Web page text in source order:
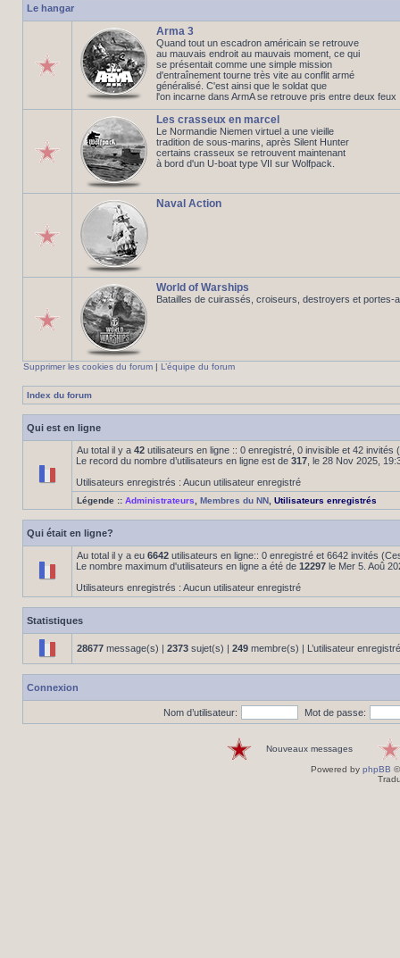
Le hangar
Arma 3
Quand tout un escadron américain se retrouve
au mauvais endroit au mauvais moment, ce qui
se présentait comme une simple mission
d'entraînement tourne très vite au conflit armé
généralisé. C'est ainsi que le soldat que
l'on incarne dans ArmA se retrouve pris entre deux feux
Les crasseux en marcel
Le Normandie Niemen virtuel a une vieille
tradition de sous-marins, après Silent Hunter
certains crasseux se retrouvent maintenant
à bord d'un U-boat type VII sur Wolfpack.
Naval Action
World of Warships
Batailles de cuirassés, croiseurs, destroyers et portes-
Supprimer les cookies du forum | L’équipe du forum
Index du forum
Qui est en ligne
Au total il y a 42 utilisateurs en ligne :: 0 enregistré, 0 invisible et 42
Le record du nombre d’utilisateurs en ligne est de 317 , le 28 Nov 2025,
Utilisateurs enregistrés : Aucun utilisateur enregistré
Légende :: Administrateurs Membres du NN Utilisateurs enregistrés
Qui était en ligne?
Au total il y a eu 6642 utilisateurs en ligne:: 0 enregistré et 6642 invités
Le nombre maximum d'utilisateurs en ligne a été de 12297 le Mer 5. Aoû
Utilisateurs enregistrés : Aucun utilisateur enregistré
Statistiques
28677 message(s) | 2373 sujet(s) | 249 membre(s) | L’utilisateur
Connexion
Nom d’utilisateur: Mot de passe:
Nouveaux messages
Powered by phpBB